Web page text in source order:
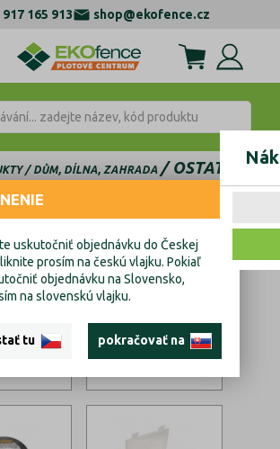
165 913 shop@ekofence.cz
DŮM, DÍLNA, ZAHRADA OSTATNÍ
Ostatní
Zahrada
uskutočniť objednávku do Českej
prosím na českú vlajku. Pokiaľ
objednávku na Slovensko,
na slovenskú vlajku.
tu pokračovať na